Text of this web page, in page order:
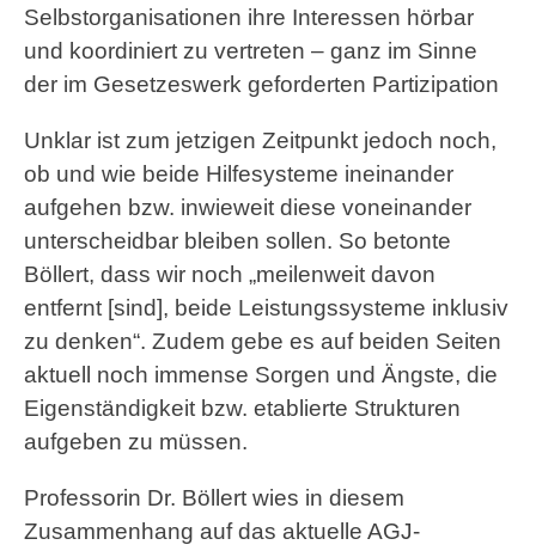
Selbstorganisationen ihre Interessen hörbar
und koordiniert zu vertreten – ganz im Sinne
der im Gesetzeswerk geforderten Partizipation
Unklar ist zum jetzigen Zeitpunkt jedoch noch,
ob und wie beide Hilfesysteme ineinander
aufgehen bzw. inwieweit diese voneinander
unterscheidbar bleiben sollen. So betonte
Böllert, dass wir noch „meilenweit davon
entfernt [sind], beide Leistungssysteme inklusiv
zu denken“. Zudem gebe es auf beiden Seiten
aktuell noch immense Sorgen und Ängste, die
Eigenständigkeit bzw. etablierte Strukturen
aufgeben zu müssen.
Professorin Dr. Böllert wies in diesem
Zusammenhang auf das aktuelle AGJ-